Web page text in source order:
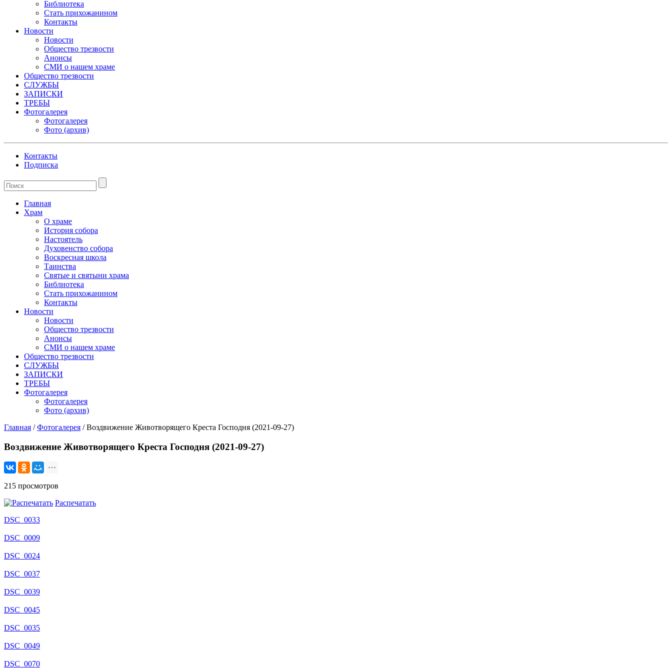
Библиотека
Стать прихожанином
Контакты
Новости
Новости
Общество трезвости
Анонсы
СМИ о нашем храме
Общество трезвости
СЛУЖБЫ
ЗАПИСКИ
ТРЕБЫ
Фотогалерея
Фотогалерея
Фото (архив)
Контакты
Подписка
Главная
Храм
О храме
История собора
Настоятель
Духовенство собора
Воскресная школа
Таинства
Святые и святыни храма
Библиотека
Стать прихожанином
Контакты
Новости
Новости
Общество трезвости
Анонсы
СМИ о нашем храме
Общество трезвости
СЛУЖБЫ
ЗАПИСКИ
ТРЕБЫ
Фотогалерея
Фотогалерея
Фото (архив)
Главная /Фотогалерея / Воздвижение Животворящего Креста Господня (2021-09-27)
Воздвижение Животворящего Креста Господня (2021-09-27)
215 просмотров
Распечатать
DSC_0033
DSC_0009
DSC_0024
DSC_0037
DSC_0039
DSC_0045
DSC_0035
DSC_0049
DSC_0070